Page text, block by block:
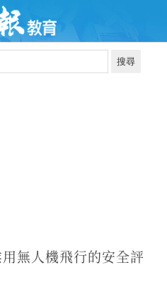
搜尋
無人機飛行的安全評